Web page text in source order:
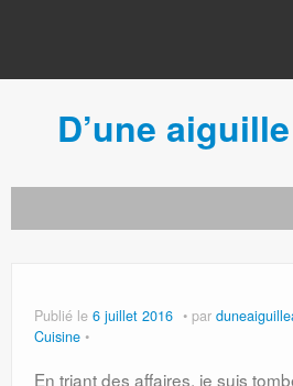
D’une
Publié le 6 juillet 2016 par
Cuisine
En triant des affaires, je suis